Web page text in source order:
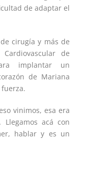
de adaptar el
cirugía y más de
de
implantar un
de Mariana
vinimos, esa era
acá con
hablar y es un